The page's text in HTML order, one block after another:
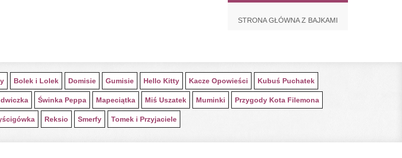
STRONA GŁÓWNA Z BAJKAMI
Bolek i Lolek Domisie Gumisie Hello Kitty Kacze Opowieści Kubuś Puchatek
Świnka Peppa Mapeciątka Miś Uszatek Muminki Przygody Kota Filemona
Reksio Smerfy Tomek i Przyjaciele